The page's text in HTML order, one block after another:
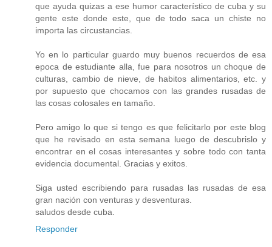
que ayuda quizas a ese humor característico de cuba y su
gente este donde este, que de todo saca un chiste no
importa las circustancias.
Yo en lo particular guardo muy buenos recuerdos de esa
epoca de estudiante alla, fue para nosotros un choque de
culturas, cambio de nieve, de habitos alimentarios, etc. y
por supuesto que chocamos con las grandes rusadas de
las cosas colosales en tamaño.
Pero amigo lo que si tengo es que felicitarlo por este blog
que he revisado en esta semana luego de descubrislo y
encontrar en el cosas interesantes y sobre todo con tanta
evidencia documental. Gracias y exitos.
Siga usted escribiendo para rusadas las rusadas de esa
gran nación con venturas y desventuras.
saludos desde cuba.
Responder